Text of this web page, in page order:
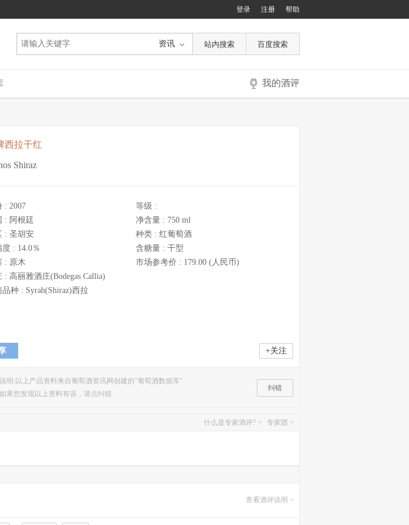
帮助
注册
登录
资讯
我的酒评
西拉干红
Shiraz
: 2007
等级 :
: 阿根廷 净含量 : 750 ml
: 圣胡安 种类 : 红葡萄酒
度 : 14.0％ 含糖量 : 干型
: 原木 市场参考价 : 179.00 (人民币)
: 高丽雅酒庄(Bodegas Callia)
品种 : Syrah(Shiraz)西拉
+关注
说明:以上产品资料来自葡萄酒资讯网创建的"葡萄酒数据库"
如果您发现以上资料有误，请点纠错
纠错
专家团 >
什么是专家酒评? >
查看酒评说明 >